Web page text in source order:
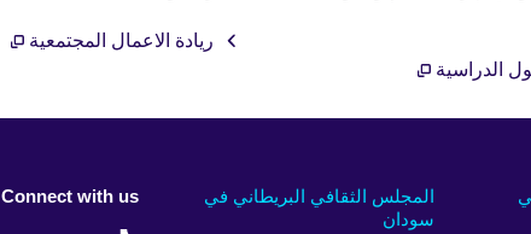
الدراسية
ريادة الاعمال المجتمعية
المجلس الثقافي البريطاني في
سودان
Connect with us